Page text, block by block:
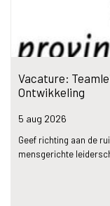
Vacature:
Ontwikkeling
5 aug 2026
Geef richting aan de
mensgerichte